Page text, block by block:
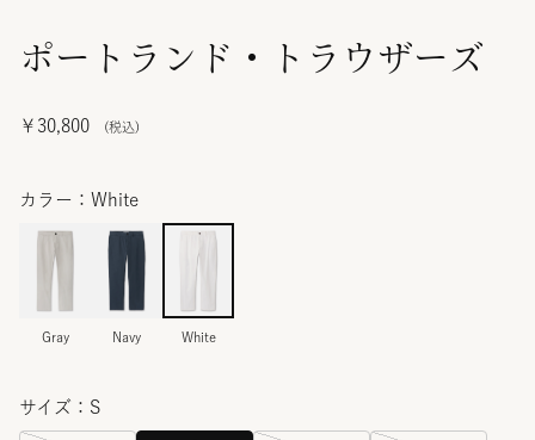
ポートランド・トラウザーズ
￥30,800
カラー：White
Gray Navy White
サイズ：S